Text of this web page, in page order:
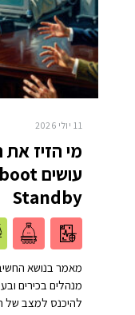
11 יולי 2026
מי הזיז
Standby
מאמר בנושא
מנהלים בכירים
להיכנס למצב של